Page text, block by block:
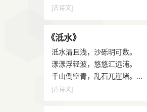
[古诗文]
《泜水》
泜水清且浅，沙砾明可数。
漾漾浮轻波，悠悠汇远浦。
千山倒空青，乱石兀崖堵。...
[古诗文]